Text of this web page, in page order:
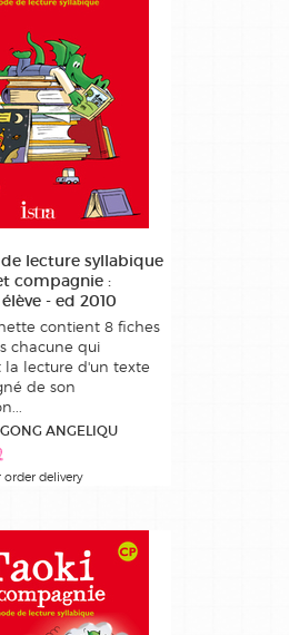
lecture syllabique
compagnie :
- ed 2010
contient 8 fiches
chacune qui
la lecture d'un texte
de son
ANGELIQU
delivery